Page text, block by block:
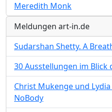
Meredith Monk
Meldungen art-in.de
Sudarshan Shetty. A
30 Ausstellungen im Blick
Christ Mukenge und
NoBody